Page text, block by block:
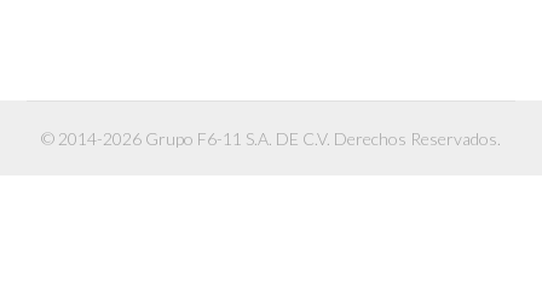
© 2014-2026 Grupo F6-11 S.A. DE C.V. Derechos Reservados.